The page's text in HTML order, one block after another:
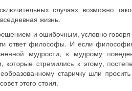
случаях возможно
жизнь.
и ошибочным, условно
ответ философы. И если
мудрости, к мудрому
стремились к этому,
старичку шли
этого стоил.